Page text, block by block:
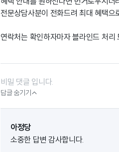
전문상담사분이 전화드려 최대 혜택
연락처는 확인하자마자 블라인드 처
비밀 댓글 입니다.
답글 숨기기
아정당
소중한 답변 감사합니다.